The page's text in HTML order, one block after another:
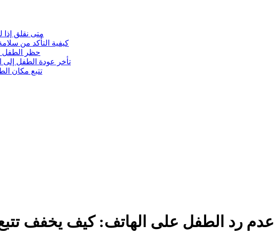
متى نقلق
كيفية التأكد من
حظر الطفل
تأخر عودة الطفل
تتبع مكان
عدم رد الطفل على الهاتف: كيف يخفف تتبع